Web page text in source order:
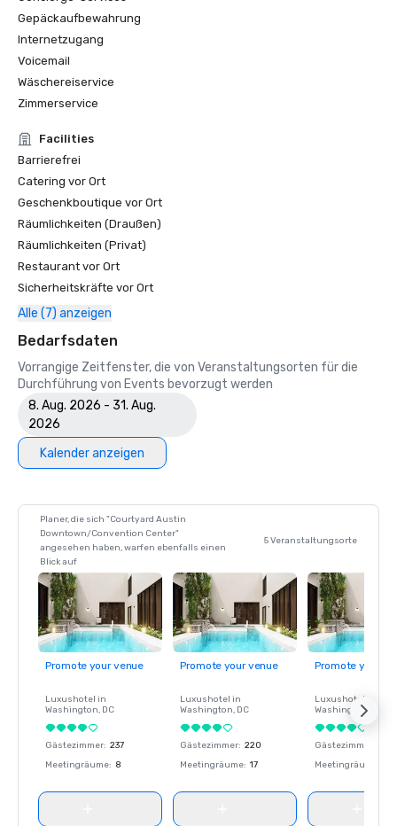
Gepäckaufbewahrung
Internetzugang
Voicemail
Wäschereiservice
Zimmerservice
Facilities
Barrierefrei
Catering vor Ort
Geschenkboutique vor Ort
Räumlichkeiten (Draußen)
Räumlichkeiten (Privat)
Restaurant vor Ort
Sicherheitskräfte vor Ort
Alle (7) anzeigen
Bedarfsdaten
Vorrangige Zeitfenster, die von Veranstaltungsorten für die
Durchführung von Events bevorzugt werden
8. Aug. 2026 - 31. Aug.
2026
Kalender anzeigen
Planer, die sich "Courtyard Austin
Downtown/Convention Center"
angesehen haben, warfen ebenfalls einen
Blick auf
5 Veranstaltungsorte
Promote your venue
Luxushotel in
Washington, DC
Gästezimmer: 237
Meetingräume: 8
Promote your venue
Luxushotel in
Washington, DC
Gästezimmer: 220
Meetingräume: 17
Promote your
Luxushotel in
Washington
Gästezimmer
Meetingräume